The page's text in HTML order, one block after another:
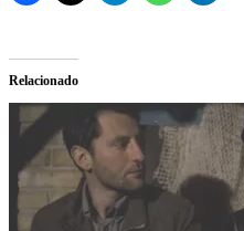
Relacionado